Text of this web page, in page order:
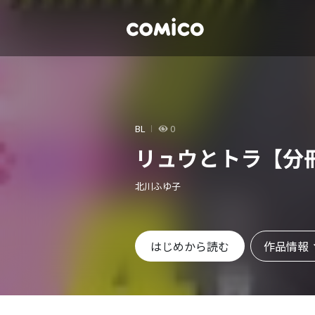
BL 0
リュウとトラ【分
北川ふゆ子
はじめから読む 作品情報